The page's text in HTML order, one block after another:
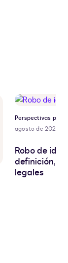
Perspectivas para
agosto de 2026
Robo de
definición,
legales